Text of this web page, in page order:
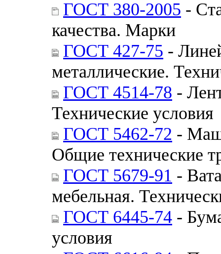
ГОСТ 380-2005 -
качества. Марки
ГОСТ 427-75 -
металлические.
ГОСТ 4514-78 -
Технические условия
ГОСТ 5462-72 -
Общие технические
ГОСТ 5679-91 -
мебельная.
ГОСТ 6445-74 -
условия